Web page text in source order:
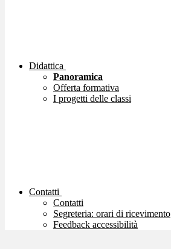
Didattica
Panoramica
Offerta formativa
I progetti delle classi
Contatti
Contatti
Segreteria: orari di ricevimento
Feedback accessibilità